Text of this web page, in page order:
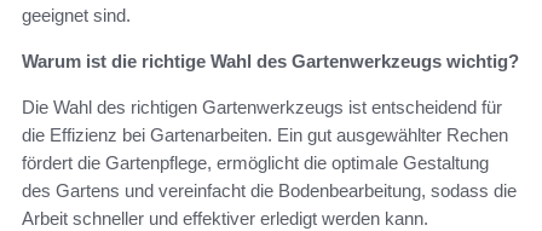
geeignet sind.
Warum ist die richtige Wahl des Gartenwerkzeugs wichtig?
Die Wahl des richtigen Gartenwerkzeugs ist entscheidend für
die Effizienz bei Gartenarbeiten. Ein gut ausgewählter Rechen
fördert die Gartenpflege, ermöglicht die optimale Gestaltung
des Gartens und vereinfacht die Bodenbearbeitung, sodass die
Arbeit schneller und effektiver erledigt werden kann.